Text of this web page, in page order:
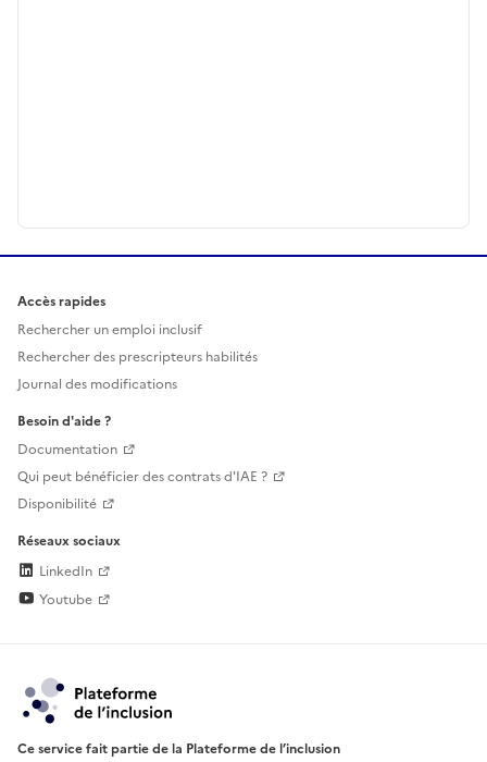
Accès rapides
Rechercher un emploi inclusif
Rechercher des prescripteurs habilités
Journal des modifications
Besoin d'aide ?
Documentation
Qui peut bénéficier des contrats d'IAE ?
Disponibilité
Réseaux sociaux
LinkedIn
Youtube
Ce service fait partie de la Plateforme de l’inclusion